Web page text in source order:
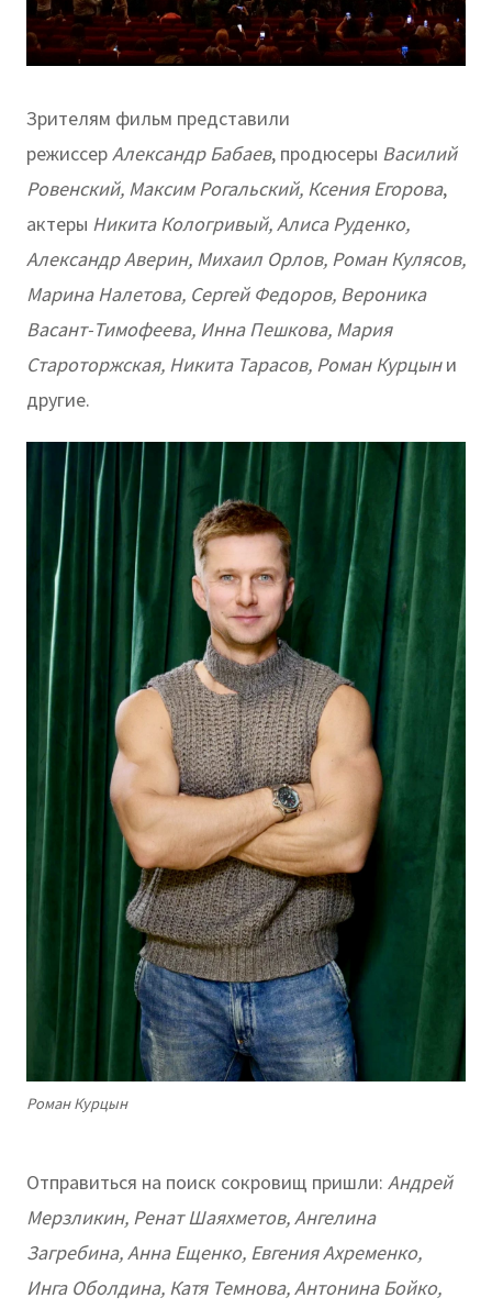
Зрителям фильм представили
режиссерАлександр Бабаев, продюсеры Василий
Ровенский, Максим Рогальский, Ксения Егорова,
актеры Никита Кологривый, Алиса Руденко,
Александр Аверин, Михаил Орлов, Роман Кулясов,
Марина Налетова, Сергей Федоров, Вероника
Васант-Тимофеева, Инна Пешкова, Мария
Староторжская, Никита Тарасов, Роман Курцыни
другие.
Роман Курцын
Отправиться на поиск сокровищ пришли: Андрей
Мерзликин, Ренат Шаяхметов, Ангелина
Загребина, Анна Ещенко, Евгения Ахременко,
Инга Оболдина, Катя Темнова, Антонина Бойко,